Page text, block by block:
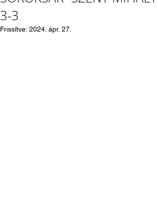
3-3
Frissítve: 2024. ápr. 27.